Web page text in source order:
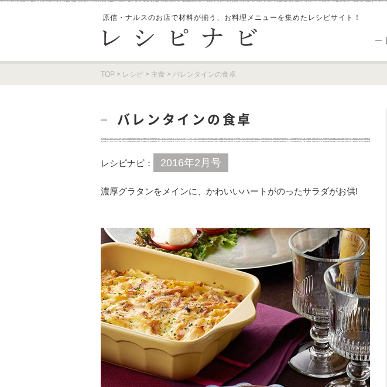
原信・ナルスのお店で材料が揃う、 お料理メニューを集めたレシピサイト！
TOP > レシピ > 主食 > バレンタインの食卓
バレンタインの食卓
レシピナビ： 2016年2月号
濃厚グラタンをメインに、かわいいハートがのったサラダがお供!